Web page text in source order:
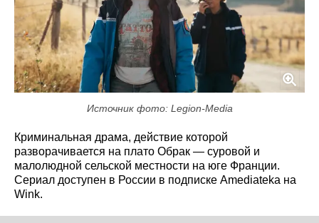
Источник фото: Legion-Media
Криминальная драма, действие которой
разворачивается на плато Обрак — суровой и
малолюдной сельской местности на юге Франции.
Сериал доступен в России в подписке Amediateka на
Wink.